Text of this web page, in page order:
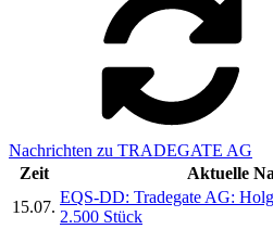
Nachrichten zu TRADEGATE AG
Zeit
Aktuelle
15.07.
EQS-DD: Tradegate AG:
2.500 Stück